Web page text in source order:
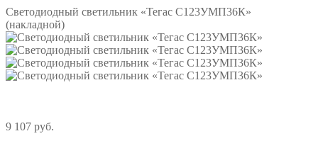
Светодиодный светильник «Тегас С123УМП36К»
(накладной)
9 107 руб.